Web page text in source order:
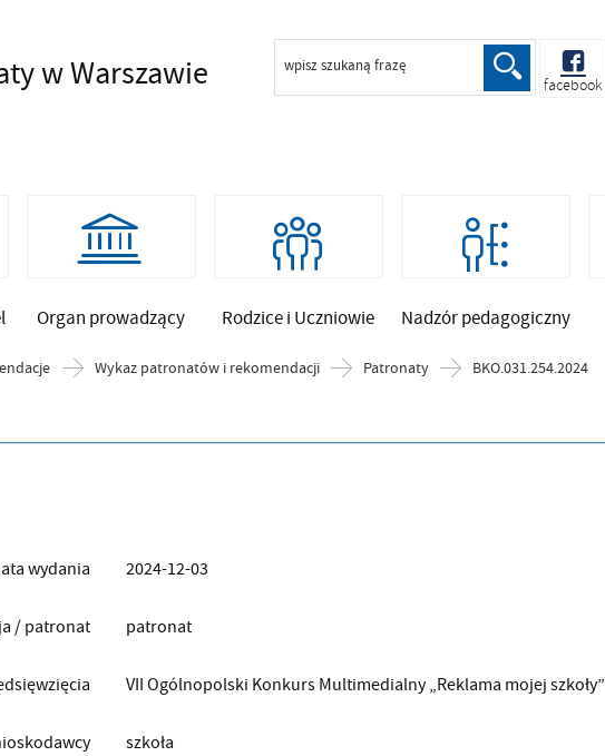
w Warszawie wpisz szukaną frazę
facebook
Organ prowadzący Rodzice i Uczniowie Nadzór pedagogiczny
Wykaz patronatów i rekomendacji Patronaty BKO.031.254.2024
wydania 2024-12-03
/ patronat patronat
VII Ogólnopolski Konkurs Multimedialny „Reklama mojej szkoły”
szkoła